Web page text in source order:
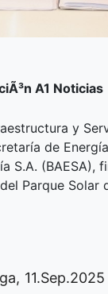
A1 Noticias
y
de
S.A. (BAESA),
Parque Solar